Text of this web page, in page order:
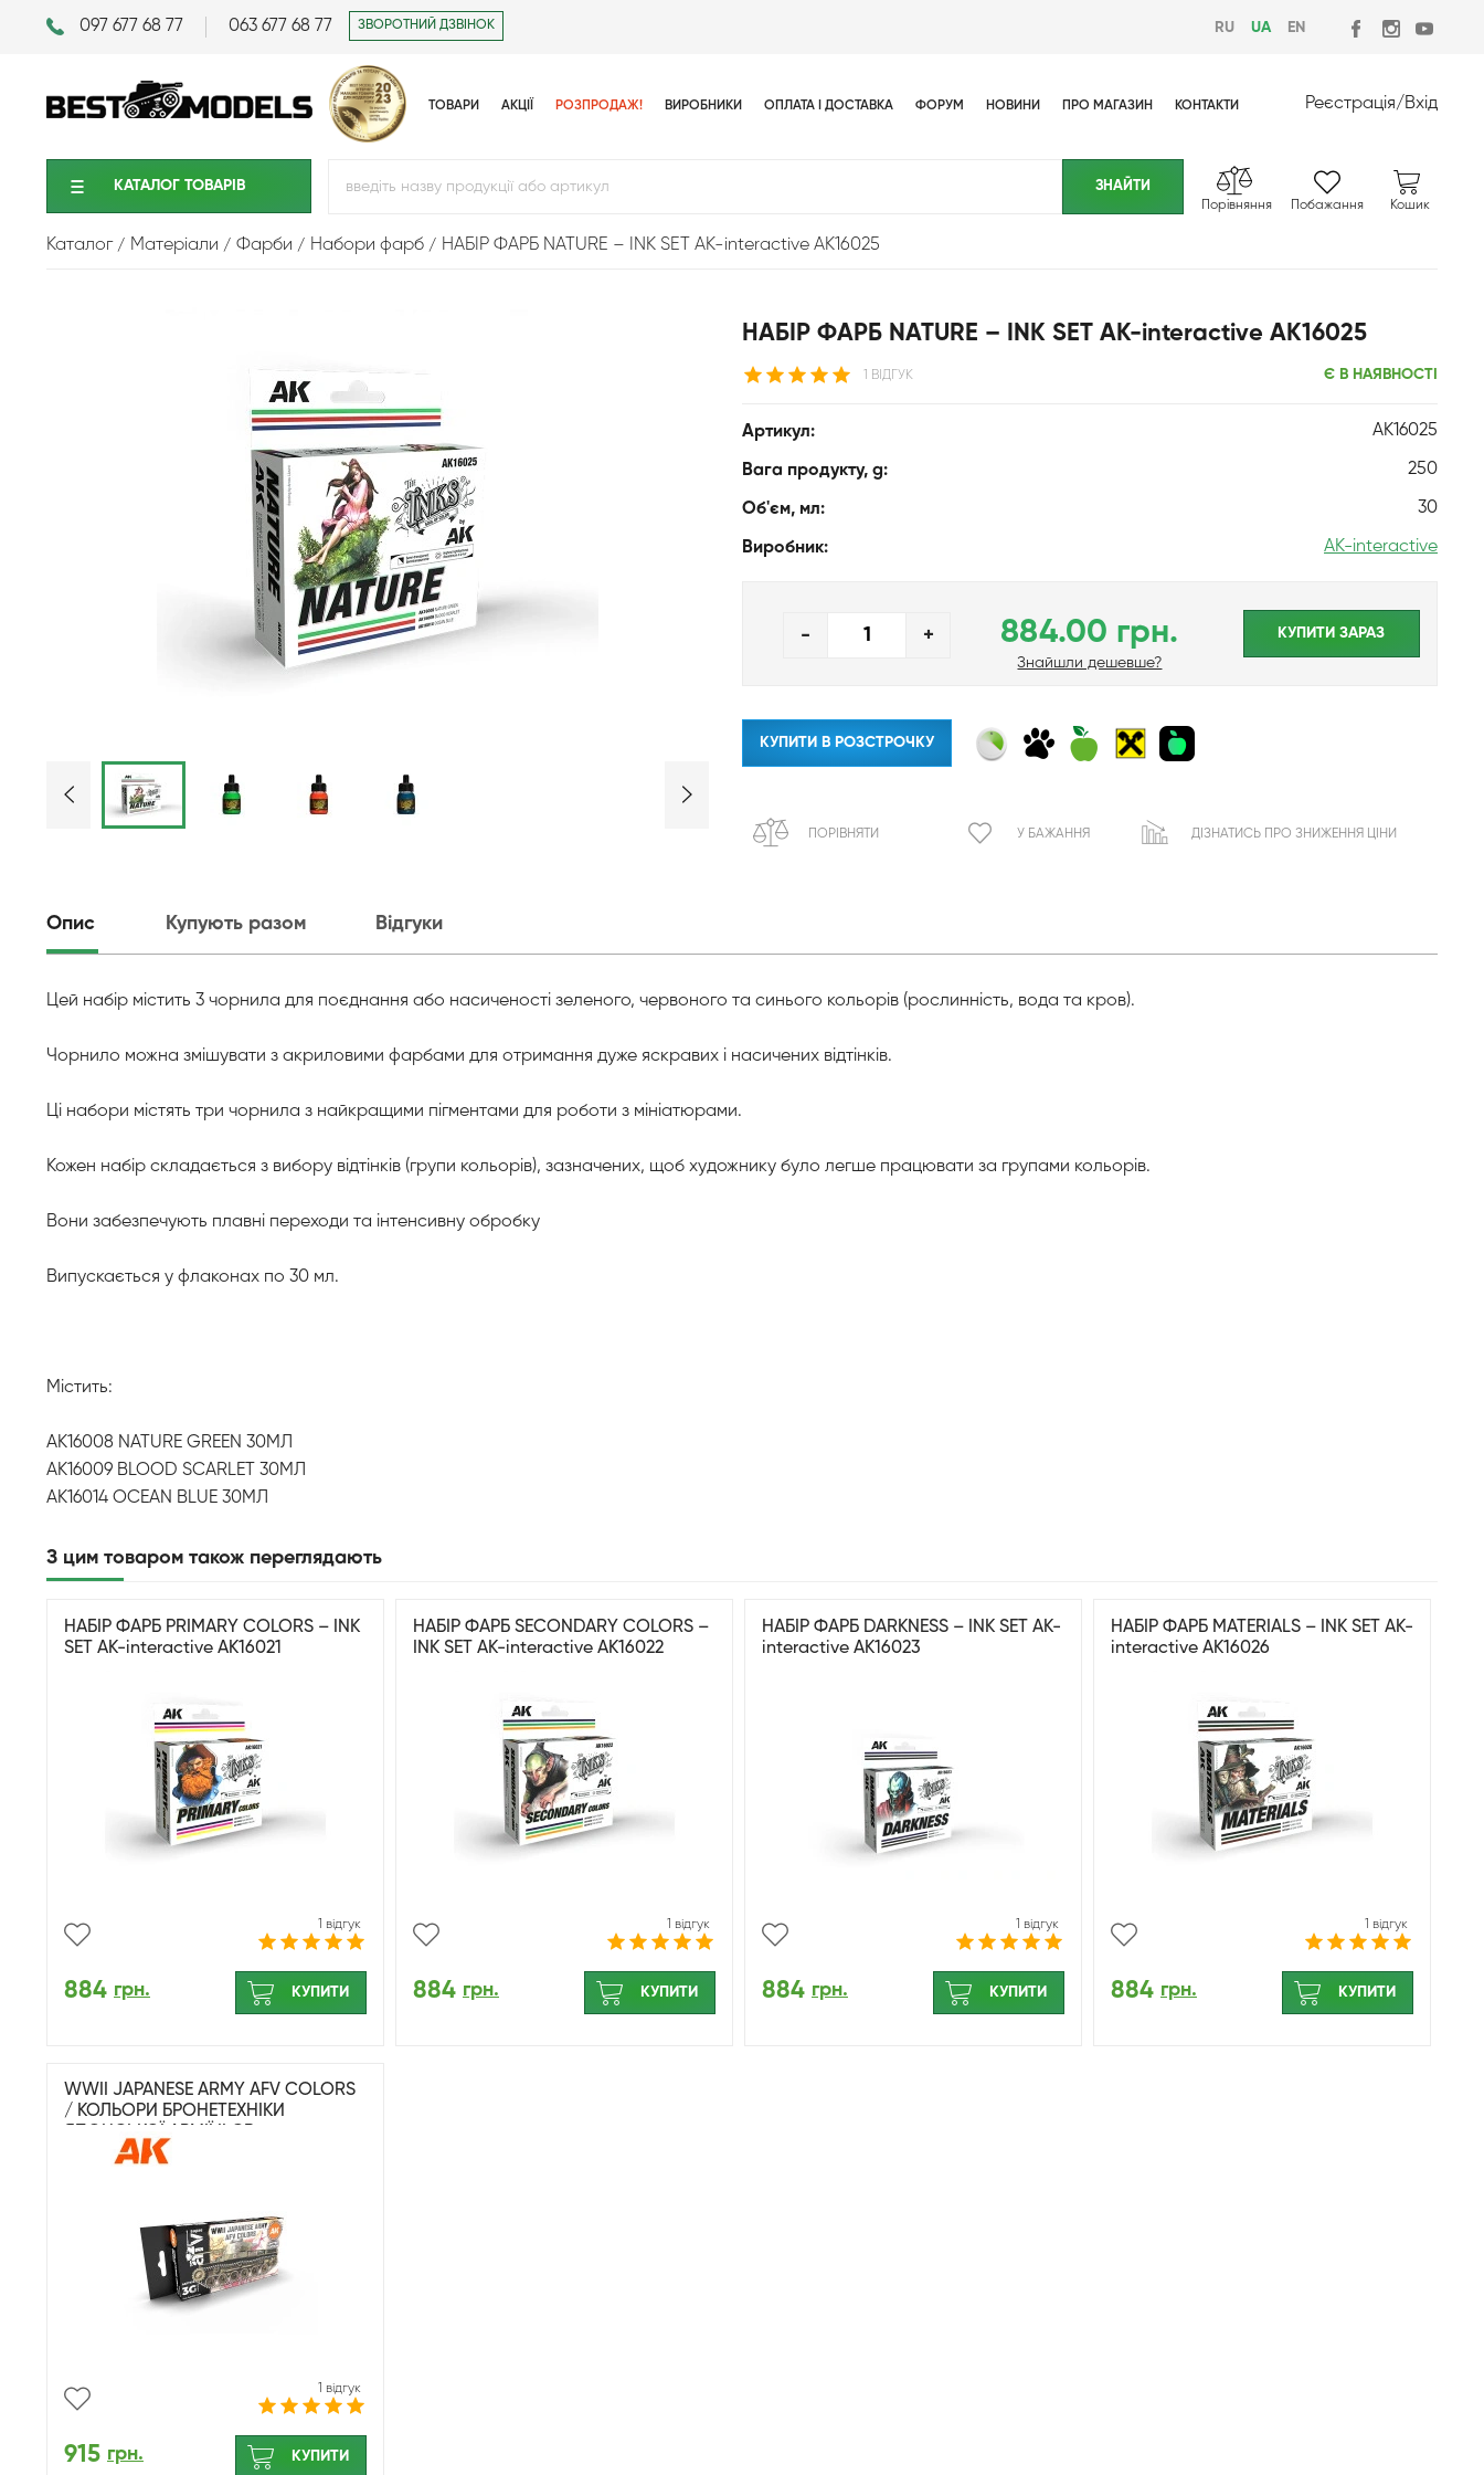
097 677 68 77 063 677 68 77 ЗВОРОТНИЙ ДЗВІНОК RU UA EN
ТОВАРИ АКЦІЇ РОЗПРОДАЖ! ВИРОБНИКИ ОПЛАТА І ДОСТАВКА ФОРУМ НОВИНИ ПРО МАГАЗИН КОНТАКТИ Реєстрація/Вхід
КАТАЛОГ ТОВАРIВ
Порівняння Побажання Кошик
Каталог Матеріали Фарби Набори фарб НАБІР ФАРБ NATURE – INK SET AK-interactive AK16025
НАБІР ФАРБ NATURE – INK SET AK-interactive AK16025
1 ВІДГУК Є В НАЯВНОСТІ
Артикул: AK16025
Вага продукту, g: 250
Об'єм, мл: 30
Виробник: AK-interactive
- + 884.00 грн.
Знайшли дешевше?
КУПИТИ ЗАРАЗ
КУПИТИ В РОЗСТРОЧКУ
ПОРІВНЯТИ У БАЖАННЯ ДІЗНАТИСЬ ПРО ЗНИЖЕННЯ ЦІНИ
Опис Купують разом Відгуки
Цей набір містить 3 чорнила для поєднання або насиченості зеленого, червоного та синього кольорів (рослинність, вода та кров).
Чорнило можна змішувати з акриловими фарбами для отримання дуже яскравих і насичених відтінків.
Ці набори містять три чорнила з найкращими пігментами для роботи з мініатюрами.
Кожен набір складається з вибору відтінків (групи кольорів), зазначених, щоб художнику було легше працювати за групами кольорів.
Вони забезпечують плавні переходи та інтенсивну обробку
Випускається у флаконах по 30 мл.
Містить:
AK16008 NATURE GREEN 30МЛ
AK16009 BLOOD SCARLET 30МЛ
AK16014 OCEAN BLUE 30МЛ
З цим товаром також переглядають
НАБІР ФАРБ PRIMARY COLORS – INK
SET AK-interactive AK16021
1 відгук
884 грн. КУПИТИ
НАБІР ФАРБ SECONDARY COLORS –
INK SET AK-interactive AK16022
1 відгук
884 грн. КУПИТИ
НАБІР ФАРБ DARKNESS – INK SET AK-
interactive AK16023
1 відгук
884 грн. КУПИТИ
НАБІР ФАРБ MATERIALS – INK SET AK-
interactive AK16026
1 відгук
884 грн. КУПИТИ
WWII JAPANESE ARMY AFV COLORS
/ КОЛЬОРИ БРОНЕТЕХНІКИ
1 відгук
915 грн. КУПИТИ